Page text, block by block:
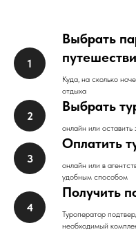
Выбрать
Куда, на сколько
отдыха
Выбрать
онлайн или
Оплатить
онлайн или в
удобным способом
Получить
Туроператор
необходимый